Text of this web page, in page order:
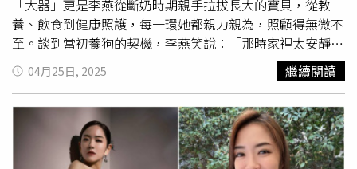
「大器」更是李燕從斷奶時期親手拉拔長大的寶貝，從教
養、飲食到健康照護，每一環她都親力親為，照顧得無微不
至。談到當初養狗的契機，李燕笑說：「那時家裡太安靜，
我自己一個人住，又一直很想養大狗。風水老師也說，我適
合養金色或紅色毛的大型公犬。」機緣之下，她透過朋友介
紹領養了大器，「當時有一公一母，看不出性別，我就想，
看哪一隻主動靠近我，我就帶牠回家。」李燕再婚前，因一
個人住萌生養狗的念頭而有了大器。（圖／侯世駿攝）與大
多數黃金獵犬一樣，「大器」個性溫馴又聰明，「一到家就
04月25日, 2025 繼續閱讀